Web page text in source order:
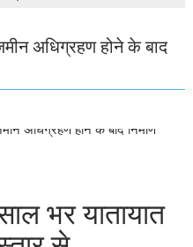
अधिग्रहण होने के बाद
भर यातायात